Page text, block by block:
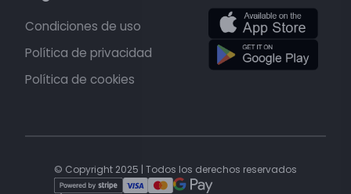
Condiciones de uso
Política de privacidad
Política de cookies
© Copyright 2025 | Todos los derechos reservados